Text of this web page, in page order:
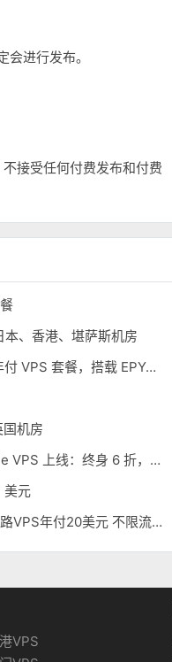
会进行发布。
接受任何付费发布和付费
、香港、堪萨斯机房
马来西亚主机商 SVR4U 推出年付 VPS 套餐，搭载 EPYC/至强铂金，支持支付宝
机房
AirNode 荷兰阿姆斯特丹 NVMe VPS 上线：终身 6 折，€1.99/月起，2.5Tbit/s DDoS 防护
美元
DediOne 新增洛杉矶CMIN2线路VPS年付20美元 不限流量
VPS